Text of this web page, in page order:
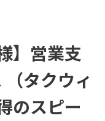
】営業支
タクウィ
のスピー